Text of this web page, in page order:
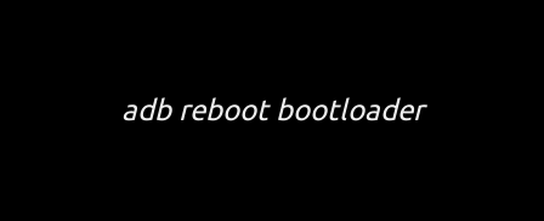
adb reboot bootloader